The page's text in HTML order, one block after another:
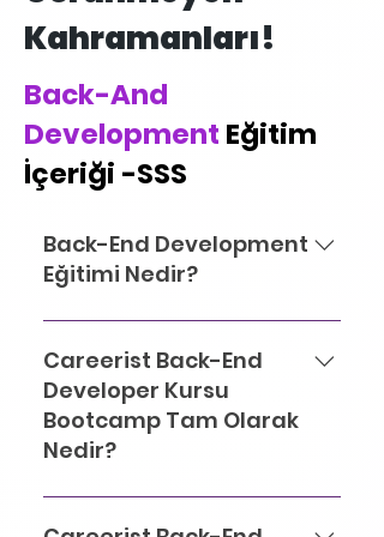
Kahramanları!
Back-And
Development Eğitim
İçeriği -SSS
Back-End Development
Eğitimi Nedir?
Dijital dünyanın arkasındaki
görünmeyen kahramanlar,
Back-End Developer’lar! Web
sitelerinin ve uygulamaların
sorunsuz çalışmasını
görmediği ancak
deneyimini kusursuz hale
Careerist Back-End
Developer Kursu
Bootcamp Tam Olarak
Nedir?
Careerist Digital